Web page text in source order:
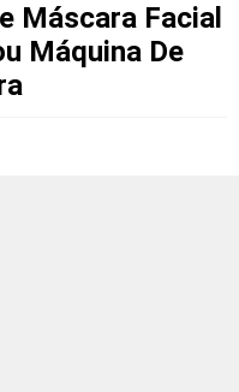
Máscara Facial
Máquina De